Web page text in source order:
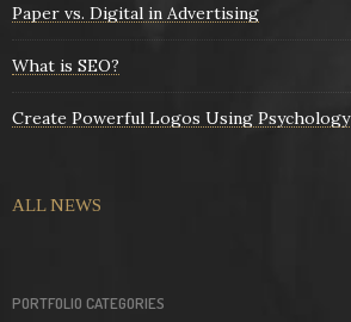
Paper vs. Digital in Advertising
What is SEO?
Create Powerful Logos Using Psychology
ALL NEWS
PORTFOLIO CATEGORIES